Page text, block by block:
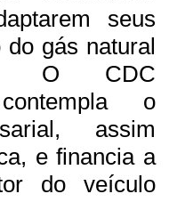
seus
gás natural
O CDC
contempla o
assim
e financia a
do veículo